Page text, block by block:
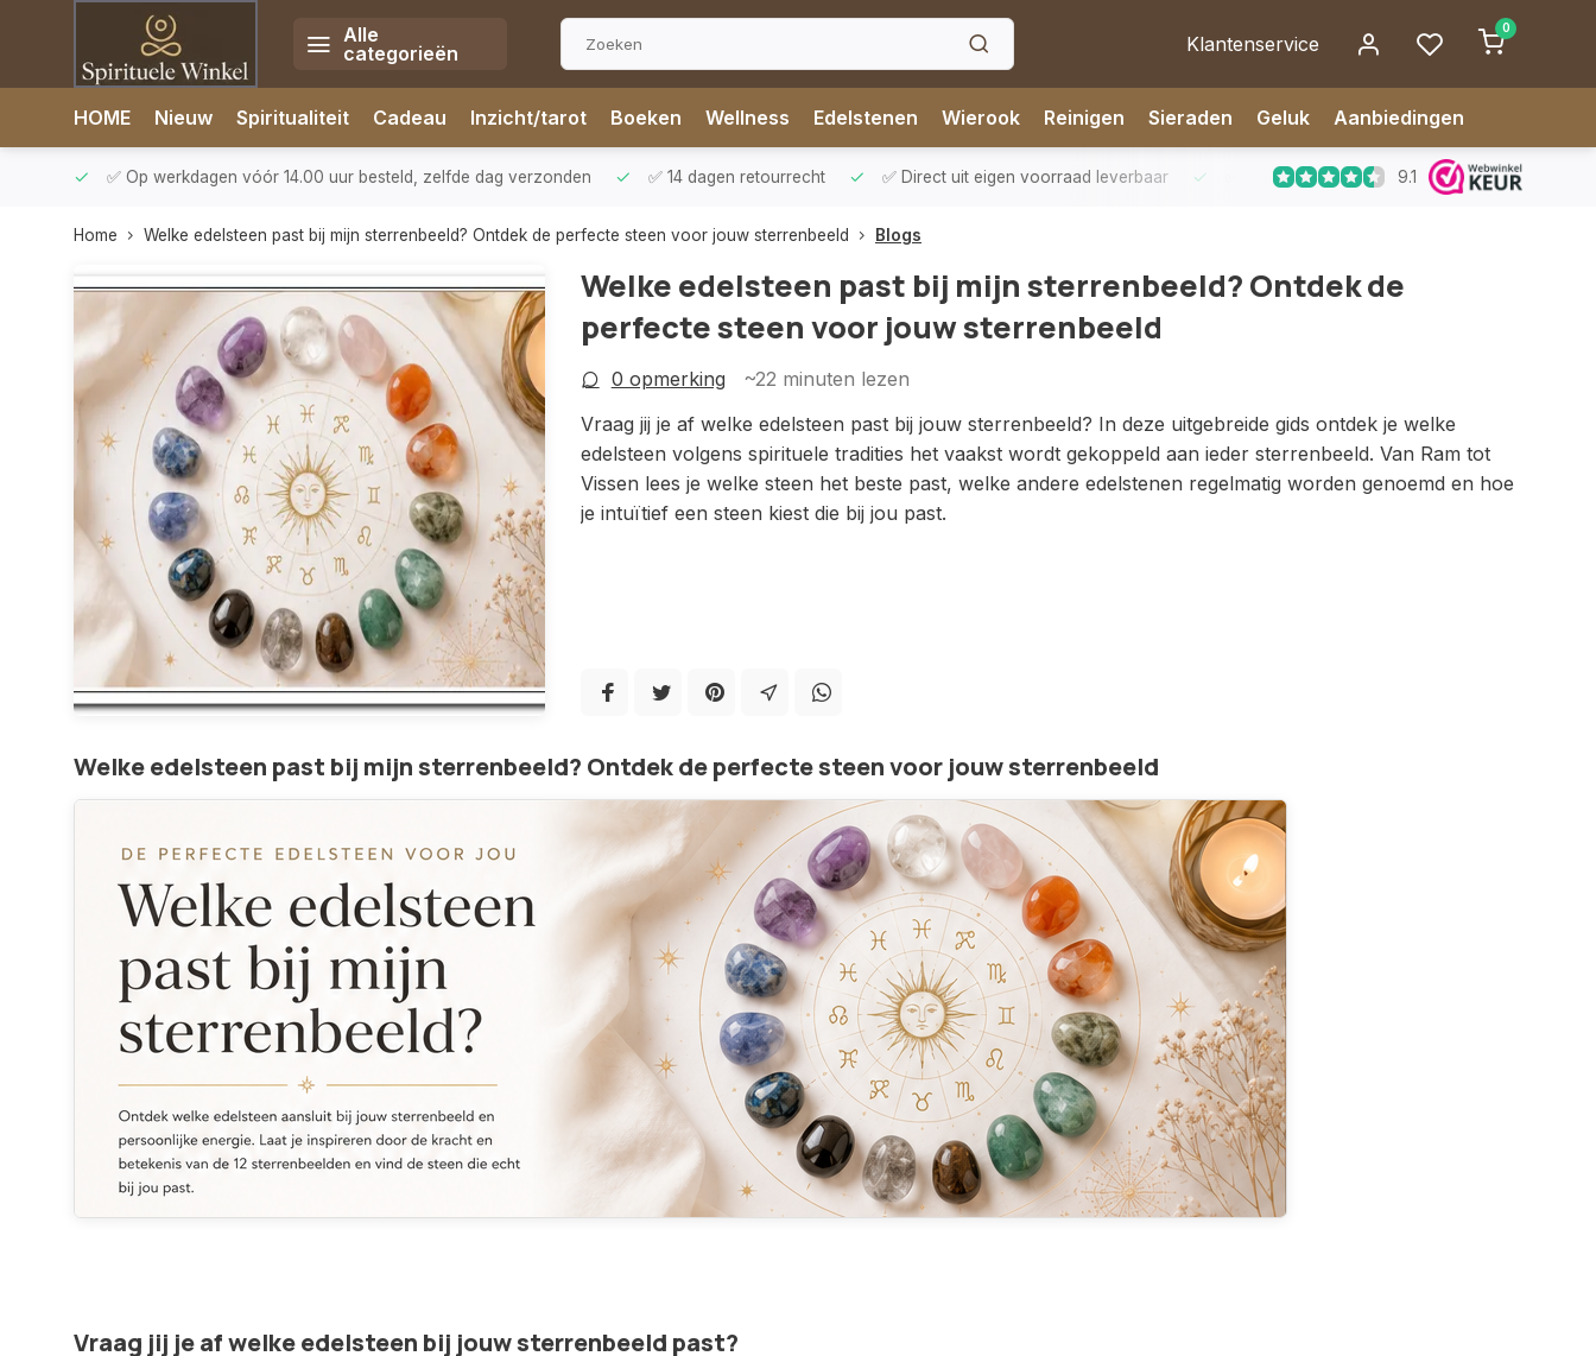
Alle
categorieën
Klantenservice
0
HOME Nieuw Spiritualiteit Cadeau Inzicht/tarot Boeken Wellness Edelstenen Wierook Reinigen Sieraden Geluk Aanbiedingen
✅ 14 dagen retourrecht ✅ Direct uit eigen voorraad leverbaar ✅ Gratis verzending vanaf € 75,- ✅ Op werkdagen vóór 14.00 uur besteld, zelfde dag verzonden
9.1
Home Welke edelsteen past bij mijn sterrenbeeld? Ontdek de perfecte steen voor jouw sterrenbeeld Blogs
Welke edelsteen past bij mijn sterrenbeeld? Ontdek de
perfecte steen voor jouw sterrenbeeld
0 opmerking ~22 minuten lezen
Vraag jij je af welke edelsteen past bij jouw sterrenbeeld? In deze uitgebreide gids ontdek je welke
edelsteen volgens spirituele tradities het vaakst wordt gekoppeld aan ieder sterrenbeeld. Van Ram tot
Vissen lees je welke steen het beste past, welke andere edelstenen regelmatig worden genoemd en hoe
je intuïtief een steen kiest die bij jou past.
Welke edelsteen past bij mijn sterrenbeeld? Ontdek de perfecte steen voor jouw sterrenbeeld
Vraag jij je af welke edelsteen bij jouw sterrenbeeld past?